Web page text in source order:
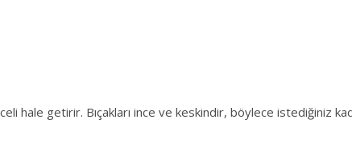
hale getirir. Bıçakları ince ve keskindir, böylece istediğiniz